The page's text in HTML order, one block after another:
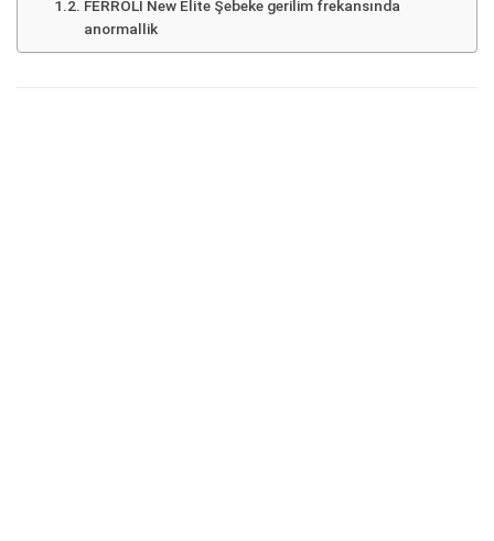
FERROLİ New Elite Şebeke gerilim frekansında
anormallik